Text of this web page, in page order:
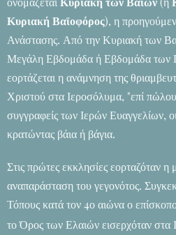
Κυριακή Βαϊοφόρος), η
Ανάστασης. Από την Κυριακή των
Μεγάλη Εβδομάδα ή Εβδομάδα των
εορτάζεται η ανάμνηση της
Χριστού στα Ιεροσόλυμα, "επί
συγγραφείς των Ιερών Ευαγγελίων,
κρατώντας βάια ή βάγια.
Στις πρώτες εκκλησίες εορταζόταν
αναπαράσταση του γεγονότος.
Τόπους κατά τον 4ο αιώνα ο
το Όρος των Ελαιών εισερχόταν στα